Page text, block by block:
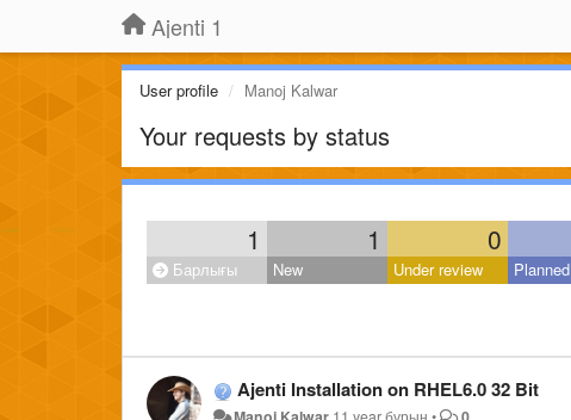
Ajenti 1
User profile Manoj Kalwar
Your requests by status
1 1 0
Барлығы New Under review Planned
Ajenti Installation on RHEL6.0 32 Bit